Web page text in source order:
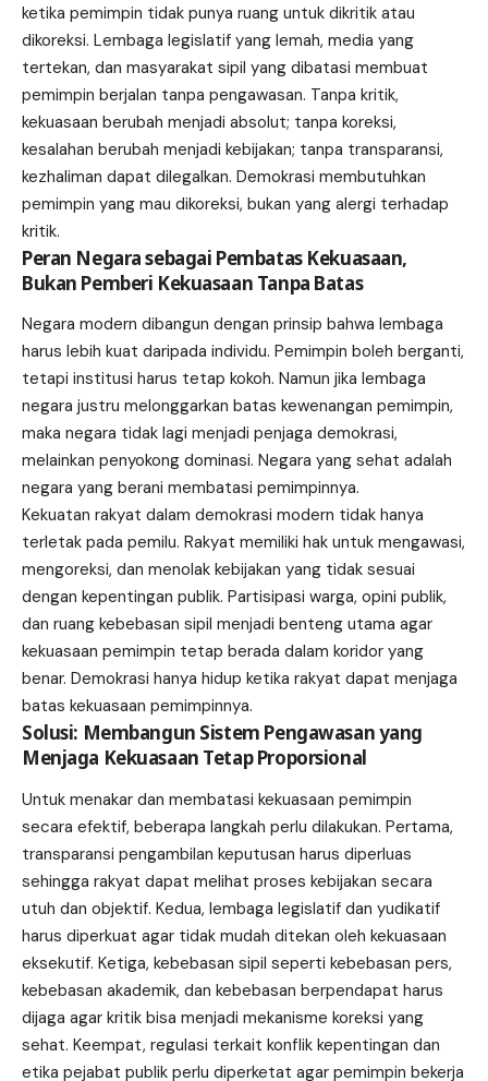
ketika pemimpin tidak punya ruang untuk dikritik atau
dikoreksi. Lembaga legislatif yang lemah, media yang
tertekan, dan masyarakat sipil yang dibatasi membuat
pemimpin berjalan tanpa pengawasan. Tanpa kritik,
kekuasaan berubah menjadi absolut; tanpa koreksi,
kesalahan berubah menjadi kebijakan; tanpa transparansi,
kezhaliman dapat dilegalkan. Demokrasi membutuhkan
pemimpin yang mau dikoreksi, bukan yang alergi terhadap
kritik.
Peran Negara sebagai Pembatas Kekuasaan,
Bukan Pemberi Kekuasaan Tanpa Batas
Negara modern dibangun dengan prinsip bahwa lembaga
harus lebih kuat daripada individu. Pemimpin boleh berganti,
tetapi institusi harus tetap kokoh. Namun jika lembaga
negara justru melonggarkan batas kewenangan pemimpin,
maka negara tidak lagi menjadi penjaga demokrasi,
melainkan penyokong dominasi. Negara yang sehat adalah
negara yang berani membatasi pemimpinnya.
Kekuatan rakyat dalam demokrasi modern tidak hanya
terletak pada pemilu. Rakyat memiliki hak untuk mengawasi,
mengoreksi, dan menolak kebijakan yang tidak sesuai
dengan kepentingan publik. Partisipasi warga, opini publik,
dan ruang kebebasan sipil menjadi benteng utama agar
kekuasaan pemimpin tetap berada dalam koridor yang
benar. Demokrasi hanya hidup ketika rakyat dapat menjaga
batas kekuasaan pemimpinnya.
Solusi: Membangun Sistem Pengawasan yang
Menjaga Kekuasaan Tetap Proporsional
Untuk menakar dan membatasi kekuasaan pemimpin
secara efektif, beberapa langkah perlu dilakukan. Pertama,
transparansi pengambilan keputusan harus diperluas
sehingga rakyat dapat melihat proses kebijakan secara
utuh dan objektif. Kedua, lembaga legislatif dan yudikatif
harus diperkuat agar tidak mudah ditekan oleh kekuasaan
eksekutif. Ketiga, kebebasan sipil seperti kebebasan pers,
kebebasan akademik, dan kebebasan berpendapat harus
dijaga agar kritik bisa menjadi mekanisme koreksi yang
sehat. Keempat, regulasi terkait konflik kepentingan dan
etika pejabat publik perlu diperketat agar pemimpin bekerja